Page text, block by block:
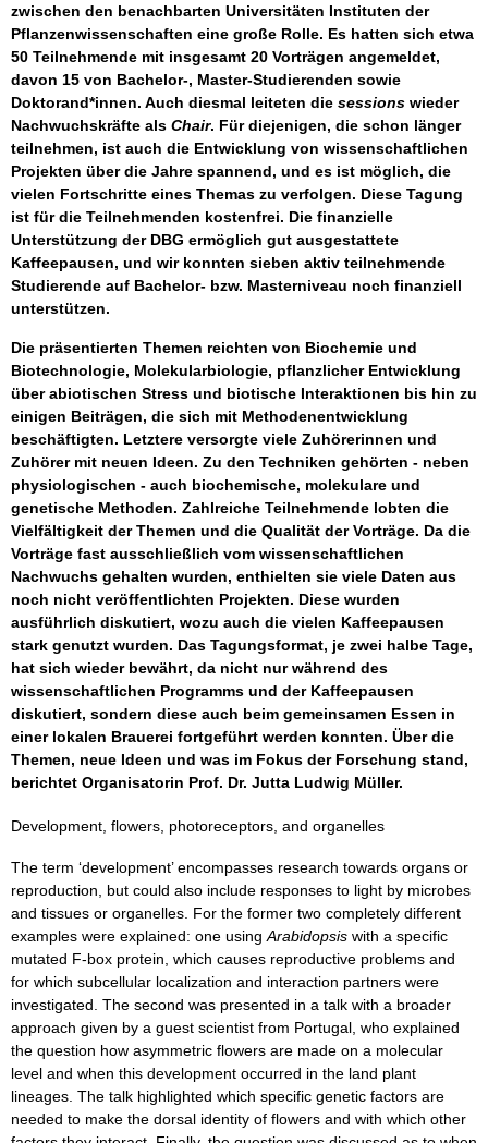
zwischen den benachbarten Universitäten Instituten der
Pflanzenwissenschaften eine große Rolle. Es hatten sich etwa
50 Teilnehmende mit insgesamt 20 Vorträgen angemeldet,
davon 15 von Bachelor-, Master-Studierenden sowie
Doktorand*innen. Auch diesmal leiteten die sessions wieder
Nachwuchskräfte als Chair. Für diejenigen, die schon länger
teilnehmen, ist auch die Entwicklung von wissenschaftlichen
Projekten über die Jahre spannend, und es ist möglich, die
vielen Fortschritte eines Themas zu verfolgen. Diese Tagung
ist für die Teilnehmenden kostenfrei. Die finanzielle
Unterstützung der DBG ermöglich gut ausgestattete
Kaffeepausen, und wir konnten sieben aktiv teilnehmende
Studierende auf Bachelor- bzw. Masterniveau noch finanziell
unterstützen.
Die präsentierten Themen reichten von Biochemie und
Biotechnologie, Molekularbiologie, pflanzlicher Entwicklung
über abiotischen Stress und biotische Interaktionen bis hin zu
einigen Beiträgen, die sich mit Methodenentwicklung
beschäftigten. Letztere versorgte viele Zuhörerinnen und
Zuhörer mit neuen Ideen. Zu den Techniken gehörten - neben
physiologischen - auch biochemische, molekulare und
genetische Methoden. Zahlreiche Teilnehmende lobten die
Vielfältigkeit der Themen und die Qualität der Vorträge. Da die
Vorträge fast ausschließlich vom wissenschaftlichen
Nachwuchs gehalten wurden, enthielten sie viele Daten aus
noch nicht veröffentlichten Projekten. Diese wurden
ausführlich diskutiert, wozu auch die vielen Kaffeepausen
stark genutzt wurden. Das Tagungsformat, je zwei halbe Tage,
hat sich wieder bewährt, da nicht nur während des
wissenschaftlichen Programms und der Kaffeepausen
diskutiert, sondern diese auch beim gemeinsamen Essen in
einer lokalen Brauerei fortgeführt werden konnten. Über die
Themen, neue Ideen und was im Fokus der Forschung stand,
berichtet Organisatorin Prof. Dr. Jutta Ludwig Müller.
Development, flowers, photoreceptors, and organelles
The term ‘development’ encompasses research towards organs or
reproduction, but could also include responses to light by microbes
and tissues or organelles. For the former two completely different
examples were explained: one usingArabidopsis with a specific
mutated F-box protein, which causes reproductive problems and
for which subcellular localization and interaction partners were
investigated. The second was presented in a talk with a broader
approach given by a guest scientist from Portugal, who explained
the question how asymmetric flowers are made on a molecular
level and when this development occurred in the land plant
lineages. The talk highlighted which specific genetic factors are
needed to make the dorsal identity of flowers and with which other